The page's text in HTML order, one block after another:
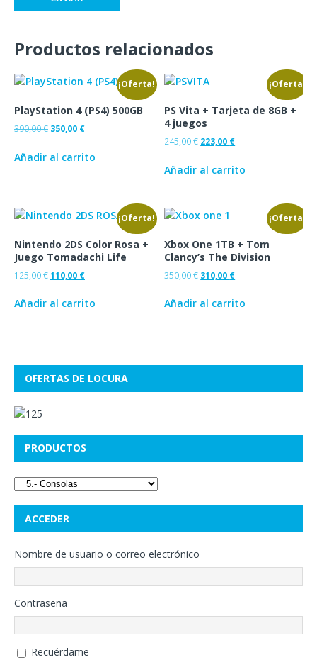
Productos relacionados
¡Oferta!
PlayStation 4 (PS4) 500GB
390,00€ 350,00 €
Añadir al carrito
¡Oferta!
PS Vita + Tarjeta de 8GB +
4 juegos
245,00€ 223,00 €
Añadir al carrito
¡Oferta!
Nintendo 2DS Color Rosa +
Juego Tomadachi Life
125,00€110,00 €
Añadir al carrito
¡Oferta!
Xbox One 1TB + Tom
Clancy’s The Division
350,00€ 310,00 €
Añadir al carrito
OFERTAS DE LOCURA
PRODUCTOS
ACCEDER
Nombre de usuario o correo electrónico
Contraseña
Recuérdame